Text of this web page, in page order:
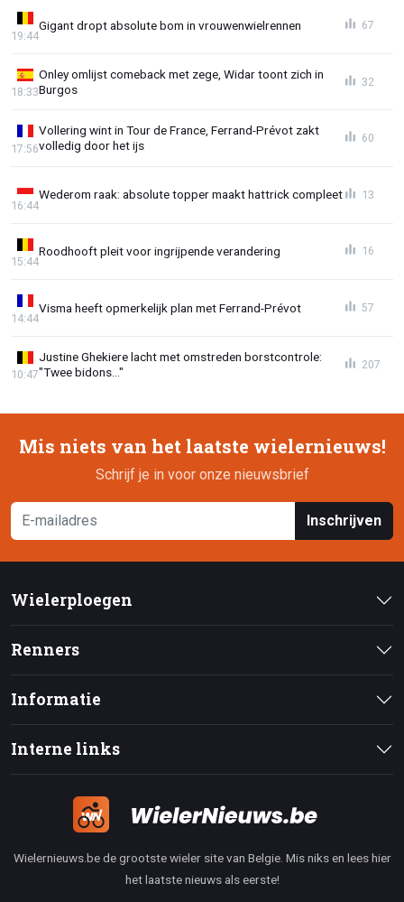
Gigant dropt absolute bom in vrouwenwielrennen
19:44
67
Onley omlijst comeback met zege, Widar toont zich in
Burgos
18:33
32
Vollering wint in Tour de France, Ferrand-Prévot zakt
volledig door het ijs
17:56
60
Wederom raak: absolute topper maakt hattrick compleet
16:44
13
Roodhooft pleit voor ingrijpende verandering
15:44
16
Visma heeft opmerkelijk plan met Ferrand-Prévot
14:44
57
Justine Ghekiere lacht met omstreden borstcontrole:
"Twee bidons..."
10:47
207
Mis niets van het laatste wielernieuws!
Schrijf je in voor onze nieuwsbrief
Inschrijven
Wielerploegen
Renners
Informatie
Interne links
Wielernieuws.be de grootste wieler site van Belgie. Mis niks en lees hier
het laatste nieuws als eerste!